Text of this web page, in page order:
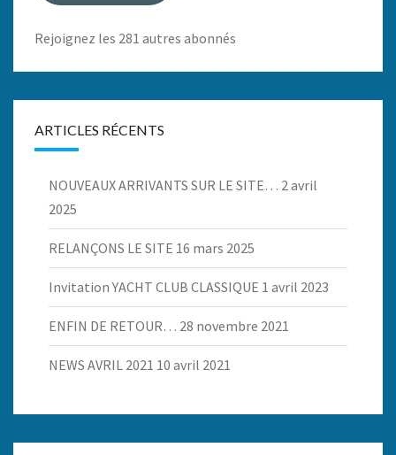
Rejoignez les 281 autres abonnés
ARTICLES RÉCENTS
NOUVEAUX ARRIVANTS SUR LE SITE… 2 avril
2025
RELANÇONS LE SITE 16 mars 2025
Invitation YACHT CLUB CLASSIQUE 1 avril 2023
ENFIN DE RETOUR… 28 novembre 2021
NEWS AVRIL 2021 10 avril 2021